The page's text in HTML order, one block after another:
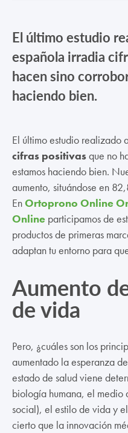
El último estudio
española irradia
hacen sino
haciendo bien.
El último estudio realizado
cifras positivasque no
estamos haciendo bien.
aumento, situándose en
EnOrtoprono Online
Online participamos de
productos de primeras
adaptan tu entorno para
Aumento
de vida
Pero, ¿cuáles son los
aumentado la esperanza
estado de salud viene
biología humana, el medio
social), el estilo de vida y
cierto que la innovación